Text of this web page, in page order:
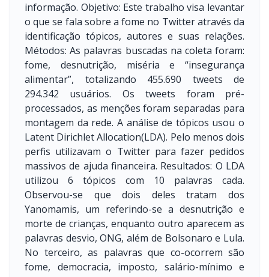
informação. Objetivo: Este trabalho visa levantar
o que se fala sobre a fome no Twitter através da
identificação tópicos, autores e suas relações.
Métodos: As palavras buscadas na coleta foram:
fome, desnutrição, miséria e “insegurança
alimentar”, totalizando 455.690 tweets de
294.342 usuários. Os tweets foram pré-
processados, as menções foram separadas para
montagem da rede. A análise de tópicos usou o
Latent Dirichlet Allocation(LDA). Pelo menos dois
perfis utilizavam o Twitter para fazer pedidos
massivos de ajuda financeira. Resultados: O LDA
utilizou 6 tópicos com 10 palavras cada.
Observou-se que dois deles tratam dos
Yanomamis, um referindo-se a desnutrição e
morte de crianças, enquanto outro aparecem as
palavras desvio, ONG, além de Bolsonaro e Lula.
No terceiro, as palavras que co-ocorrem são
fome, democracia, imposto, salário-mínimo e